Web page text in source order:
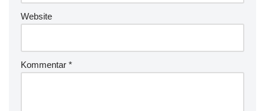
Website
Kommentar *